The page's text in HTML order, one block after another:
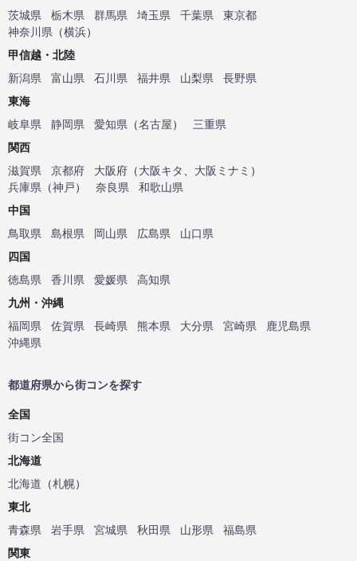
茨城県
栃木県 群馬県 埼玉県 千葉県
東京都
神奈川県 （横浜）
甲信越・北陸
新潟県
富山県 石川県 福井県 山梨県
長野県
東海
岐阜県
静岡県 愛知県 （名古屋）
三重県
関西
滋賀県
京都府 大阪府 （大阪キタ 大阪ミナミ ）
兵庫県 （神戸） 奈良県
和歌山県
中国
鳥取県
島根県 岡山県 広島県
山口県
四国
徳島県
香川県 愛媛県
高知県
九州・沖縄
福岡県
佐賀県 長崎県 熊本県 大分県 宮崎県
鹿児島県
沖縄県
都道府県から街コンを探す
全国
街コン全国
北海道
北海道 （札幌）
東北
青森県
岩手県 宮城県 秋田県 山形県
福島県
関東